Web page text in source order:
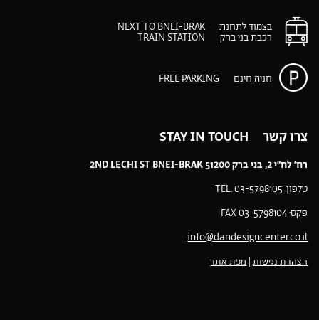
ב-
Facebook
ב-
Instagram
ב- ב-
play
ב- בצמוד לתחנת
רכבת בני ברק
NEXT TO BNEI-BRAK
TRAIN STATION
חניה חינם FREE PARKING
צרו קשר STAY IN TOUCH
רח’ לח”י 2, בני ברק 51200 2ND LECHI ST BNEI-BRAK
טלפון: 03-5798105 .TEL
פקס: 03-5798104 FAX
info@dandesigncenter.co.il
הצהרת נגישות|מפת אתר